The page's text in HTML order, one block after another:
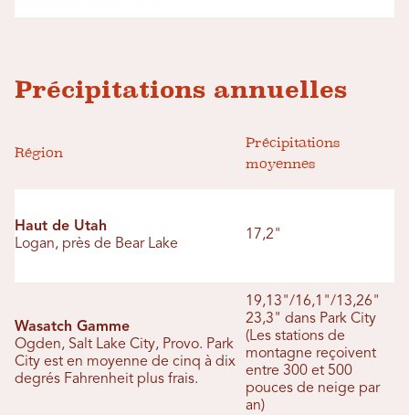
Précipitations annuelles
Région
Précipitations
moyennes
Haut de Utah
Logan, près de Bear Lake
17,2"
Wasatch Gamme
Ogden, Salt Lake City, Provo. Park
City est en moyenne de cinq à dix
degrés Fahrenheit plus frais.
19,13"/16,1"/13,26"
23,3" dans Park City
(Les stations de
montagne reçoivent
entre 300 et 500
pouces de neige par
an)